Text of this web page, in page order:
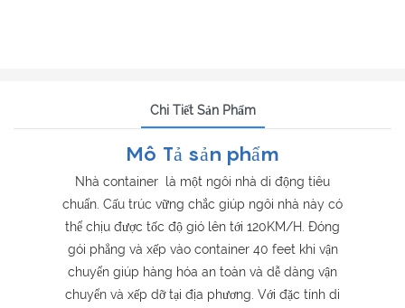
Chi Tiết Sản Phẩm
Mô Tả sản phẩm
Nhà container là một ngôi nhà di động tiêu
chuẩn. Cấu trúc vững chắc giúp ngôi nhà này có
thể chịu được tốc độ gió lên tới 120KM/H. Đóng
gói phẳng và xếp vào container 40 feet khi vận
chuyển giúp hàng hóa an toàn và dễ dàng vận
chuyển và xếp dỡ tại địa phương. Với đặc tính di